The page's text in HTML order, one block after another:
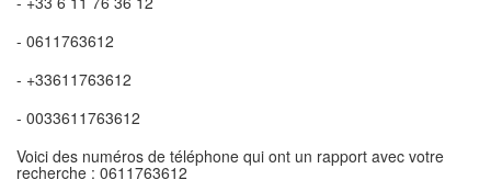
- 0611763612
- +33611763612
- 0033611763612
Voici des numéros de téléphone qui ont un rapport avec votre
recherche : 0611763612